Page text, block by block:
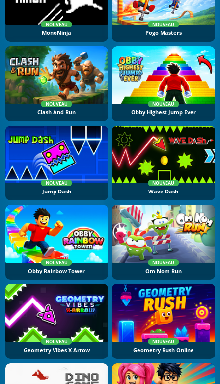
NOUVEAU
MonoNinja
NOUVEAU
Pogo Masters
NOUVEAU
Clash And Run
NOUVEAU
Obby Highest Jump Ever
NOUVEAU
Jump Dash
NOUVEAU
Wave Dash
NOUVEAU
Obby Rainbow Tower
NOUVEAU
Om Nom Run
NOUVEAU
Geometry Vibes X Arrow
NOUVEAU
Geometry Rush Online